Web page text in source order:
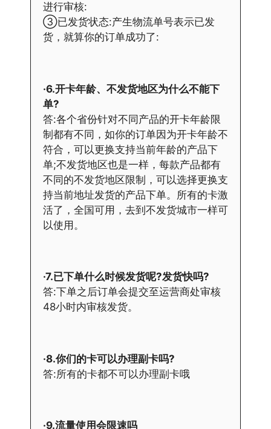
进行审核:
③已发货状态:产生物流单号表示已发
货，就算你的订单成功了:
·6.开卡年龄、不发货地区为什么不能下
单?
答:各个省份针对不同产品的开卡年龄限
制都有不同，如你的订单因为开卡年龄不
符合，可以更换支持当前年龄的产品下
单;不发货地区也是一样，每款产品都有
不同的不发货地区限制，可以选择更换支
持当前地址发货的产品下单。所有的卡激
活了，全国可用，去到不发货城市一样可
以使用。
·7.已下单什么时候发货呢?发货快吗?
答:下单之后订单会提交至运营商处审核
48小时内审核发货。
·8.你们的卡可以办理副卡吗?
答:所有的卡都不可以办理副卡哦
·9.流量使用会限速吗